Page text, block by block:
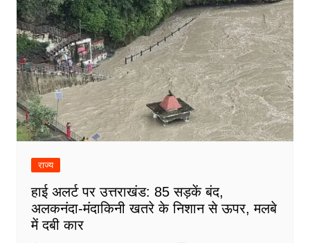
राज्य
हाई अलर्ट पर उत्तराखंड: 85 सड़कें बंद,
अलकनंदा-मंदाकिनी खतरे के निशान से ऊपर, मलबे
में दबी कार